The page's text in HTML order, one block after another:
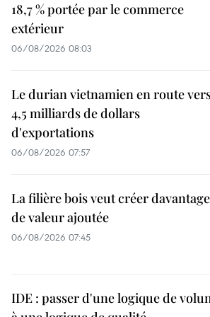
18,7 % portée par le commerce
extérieur
06/08/2026 08:03
Le durian vietnamien en route
4,5 milliards de dollars
d'exportations
06/08/2026 07:57
La filière bois veut créer davantage
de valeur ajoutée
06/08/2026 07:45
IDE : passer d'une logique de